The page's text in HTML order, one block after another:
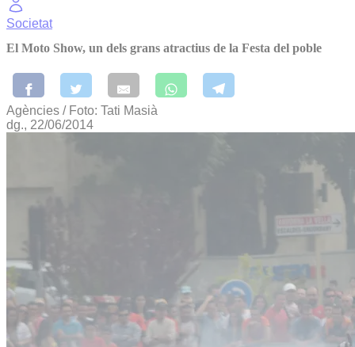
Societat
El Moto Show, un dels grans atractius de la Festa del poble
Agències / Foto: Tati Masià
dg., 22/06/2014